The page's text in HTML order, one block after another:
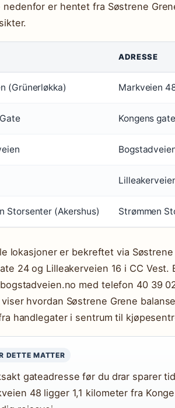
nedenfor er hentet fra Søstrene
ADRESSE
(Grünerløkka) Markveien
Kongens
Storsenter (Akershus) Strømmen
lokasjoner er bekreftet via
24 og Lilleakerveien 16 i CC
med telefon 40 39
hvordan Søstrene Grene
handlegater i sentrum til
DETTE MATTER
gateadresse før du drar sparer
48 ligger 1,1 kilometer fra